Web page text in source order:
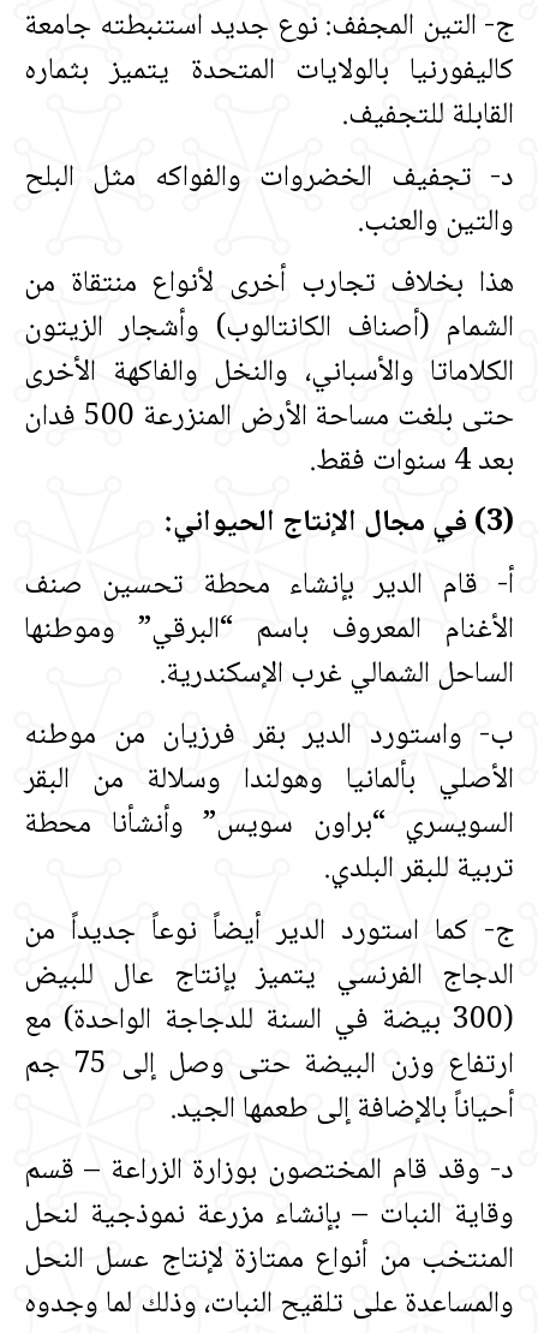
ج‏-‏ التين المجفف‏:‏ نوع جديد استنبطته جامعة
كاليفورنيا بالولايات المتحدة يتميز بثماره
القابلة للتجفيف‏.‏
د‏-‏ تجفيف الخضروات والفواكه مثل البلح
والتين والعنب‏.‏
هذا بخلاف تجارب أخرى لأنواع منتقاة من
الشمام ‏(‏أصناف الكانتالوب‏)‏ وأشجار الزيتون
الكلاماتا والأسباني، والنخل والفاكهة الأخرى
حتى بلغت مساحة الأرض المنزرعة 500 فدان
بعد 4 سنوات فقط‏.‏
‏(‏3‏)‏ في مجال الإنتاج الحيواني‏:‏
أ‏-‏ قام الدير بإنشاء محطة تحسين صنف
الأغنام المعروف باسم “البرقي” وموطنها
الساحل الشمالي غرب الإسكندرية‏.‏
ب‏-‏ واستورد الدير بقر فرزيان من موطنه
الأصلي بألمانيا وهولندا وسلالة من البقر
السويسري “براون سويس” وأنشأنا محطة
تربية للبقر البلدي‏.‏
ج‏-‏ كما استورد الدير أيضاً نوعاً جديداً من
الدجاج الفرنسي يتميز بإنتاج عال للبيض
‏(‏300 بيضة في السنة للدجاجة الواحدة‏)‏ مع
ارتفاع وزن البيضة حتى وصل إلى 75 جم
أحياناً بالإضافة إلى طعمها الجيد‏.‏
د‏-‏ وقد قام المختصون بوزارة الزراعة – قسم
وقاية النبات – بإنشاء مزرعة نموذجية لنحل
المنتخب من أنواع ممتازة لإنتاج عسل النحل
والمساعدة على تلقيح النبات، وذلك لما وجدوه